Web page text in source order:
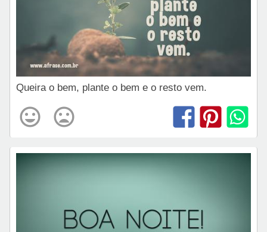
Queira o bem, plante o bem e o resto vem.